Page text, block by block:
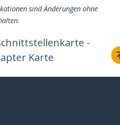
sind Änderungen ohne
-
Karte